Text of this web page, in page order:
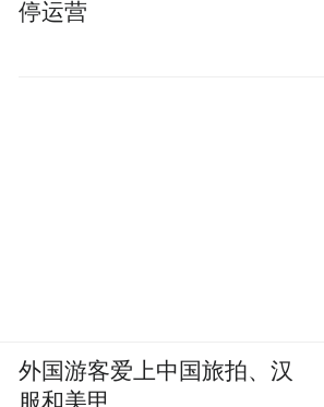
停运营
外国游客爱上中国旅拍、汉
服和美甲